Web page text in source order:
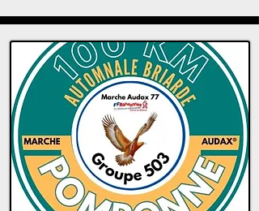
Lien sur les noms
Voir